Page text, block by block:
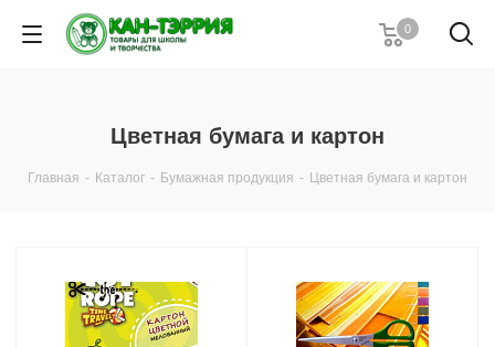
0
Цветная бумага и картон
Главная - Каталог - Бумажная продукция - Цветная бумага и картон